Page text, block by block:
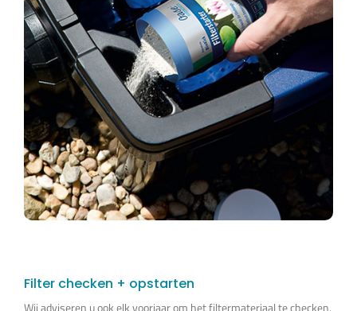
Filter checken + opstarten
Wij adviseren u ook elk voorjaar om het filtermateriaal te checken.